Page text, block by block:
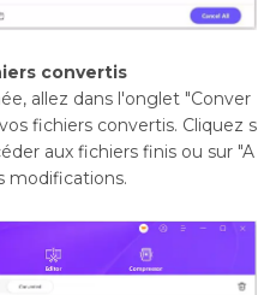
convertis
allez dans l'onglet "Conver
fichiers convertis. Cliquez s
aux fichiers finis ou sur "A
modifications.